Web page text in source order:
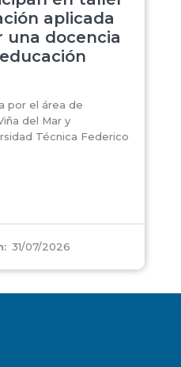
aplicada
docencia
por el área de
del Mar y
Técnica Federico
31/07/2026